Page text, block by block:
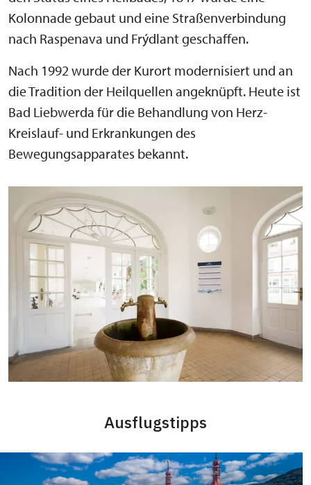
Kolonnade gebaut und eine Straßenverbindung
nach Raspenava und Frýdlant geschaffen.
Nach 1992 wurde der Kurort modernisiert und an
die Tradition der Heilquellen angeknüpft. Heute ist
Bad Liebwerda für die Behandlung von Herz-
Kreislauf- und Erkrankungen des
Bewegungsapparates bekannt.
Ausflugstipps